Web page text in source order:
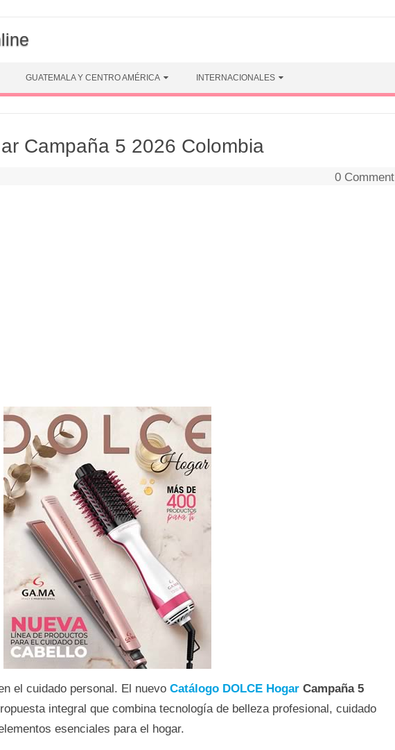
GUATEMALA Y CENTRO AMÉRICA INTERNACIONALES
Campaña 5 2026 Colombia
0 Comment
el cuidado personal. El nuevo Catálogo DOLCE HogarCampaña 5
integral que combina tecnología de belleza profesional, cuidado
esenciales para el hogar.